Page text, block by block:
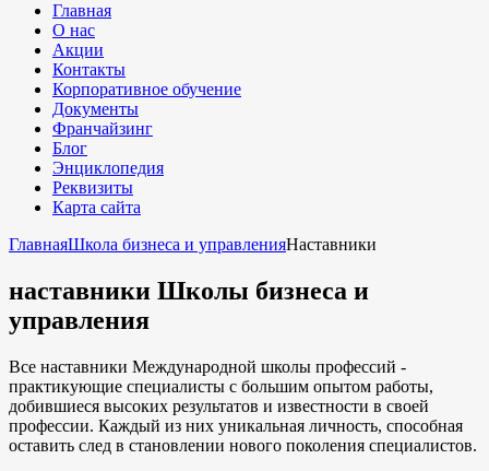
Главная
О нас
Акции
Контакты
Корпоративное обучение
Документы
Франчайзинг
Блог
Энциклопедия
Реквизиты
Карта сайта
ГлавнаяШкола бизнеса и управленияНаставники
наставники Школы бизнеса и
управления
Все наставники Международной школы профессий -
практикующие специалисты с большим опытом работы,
добившиеся высоких результатов и известности в своей
профессии. Каждый из них уникальная личность, способная
оставить след в становлении нового поколения специалистов.